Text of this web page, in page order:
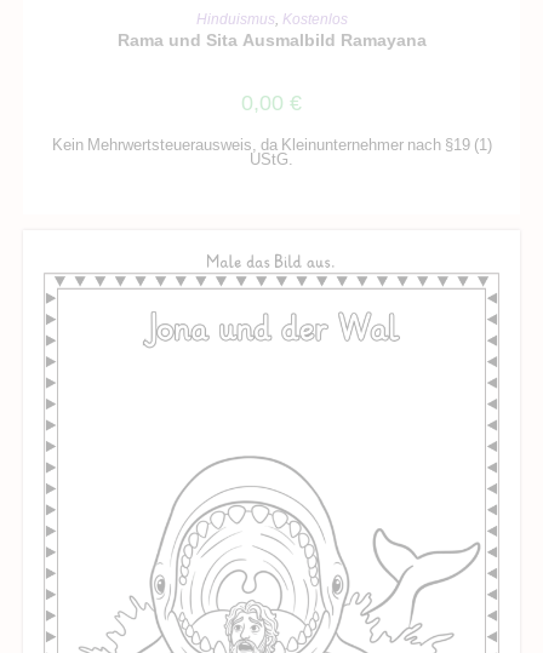
IN DEN WARENKORB
Hinduismus, Kostenlos
Rama und Sita Ausmalbild Ramayana
0,00 €
Kein Mehrwertsteuerausweis, da Kleinunternehmer nach §19 (1)
UStG.